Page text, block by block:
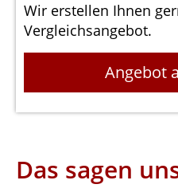
Wir erstellen Ihnen
Vergleichsangebot.
Angebot
Das sagen